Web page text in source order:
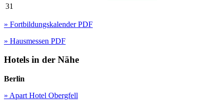
31
» Fortbildungskalender PDF
» Hausmessen PDF
Hotels in der Nähe
Berlin
» Apart Hotel Obergfell